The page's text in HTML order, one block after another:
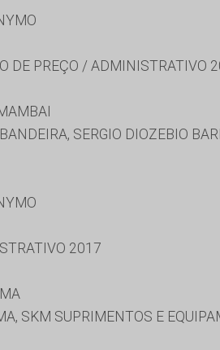
DE PREÇO / ADMINISTRATIVO
SERGIO DIOZEBIO
2017
SKM SUPRIMENTOS E